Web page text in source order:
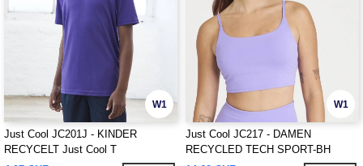
W1
Just Cool JC201J - KINDER
RECYCELT Just Cool T
W1
Just Cool JC217 - DAMEN
RECYCLED TECH SPORT-BH